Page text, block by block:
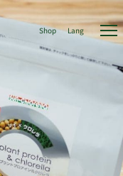
Shop Lang